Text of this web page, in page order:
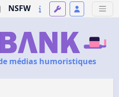
NSFW
médias humoristiques